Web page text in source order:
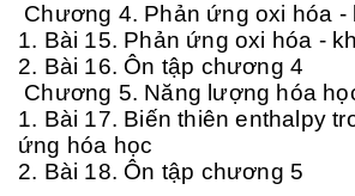
Chương 4. Phản ứng oxi hóa -
1. Bài 15. Phản ứng oxi hóa -
2. Bài 16. Ôn tập chương 4
Chương 5. Năng lượng hóa
1. Bài 17. Biến thiên enthalpy
ứng hóa học
2. Bài 18. Ôn tập chương 5